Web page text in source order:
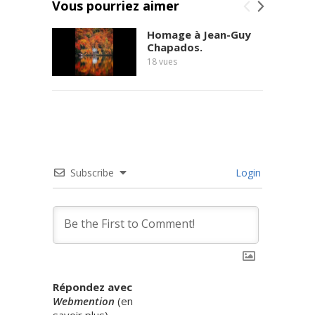
Vous pourriez aimer
Homage à Jean-Guy
Chapados.
18vues
Subscribe Login
Répondez avec
Webmention (en